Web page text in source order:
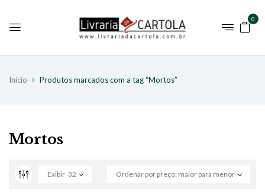
0
Início Produtos marcados com a tag “Mortos”
Mortos
Ordenar por preço: maior para menor
Exibir 32